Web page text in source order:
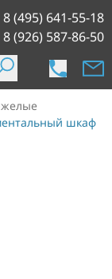
8 (495) 641-55-18
8 (926) 587-86-50
шкаф